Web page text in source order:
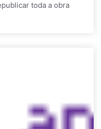
toda a obra